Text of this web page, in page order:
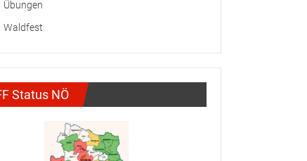
Übungen
Waldfest
Status NÖ